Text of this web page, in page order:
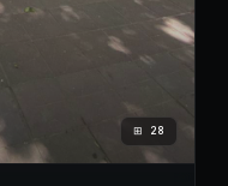
⊞ 28